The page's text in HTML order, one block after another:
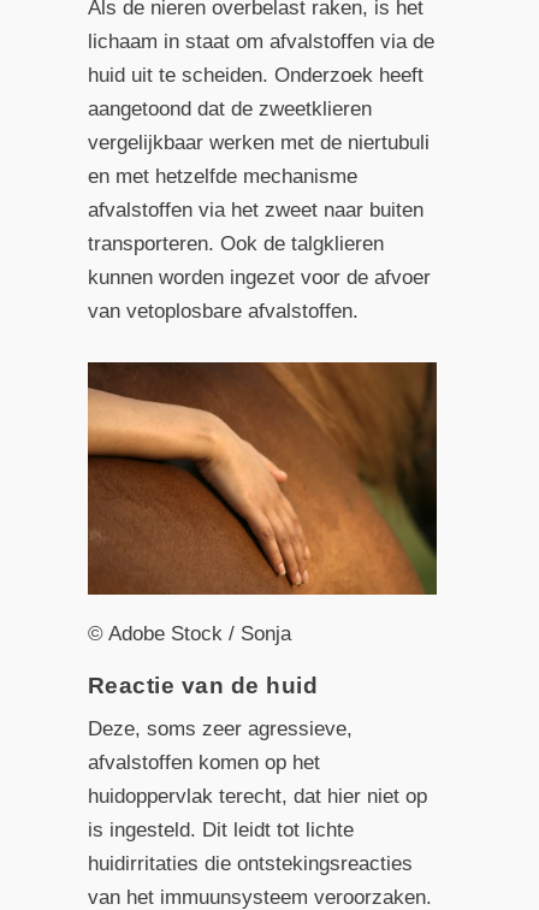
Als de nieren overbelast raken, is het
lichaam in staat om afvalstoffen via de
huid uit te scheiden. Onderzoek heeft
aangetoond dat de zweetklieren
vergelijkbaar werken met de niertubuli
en met hetzelfde mechanisme
afvalstoffen via het zweet naar buiten
transporteren. Ook de talgklieren
kunnen worden ingezet voor de afvoer
van vetoplosbare afvalstoffen.
© Adobe Stock / Sonja
Reactie van de huid
Deze, soms zeer agressieve,
afvalstoffen komen op het
huidoppervlak terecht, dat hier niet op
is ingesteld. Dit leidt tot lichte
huidirritaties die ontstekingsreacties
van het immuunsysteem veroorzaken.